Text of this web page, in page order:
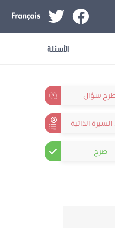
الأسئلة
سؤال
الذاتية
صرح